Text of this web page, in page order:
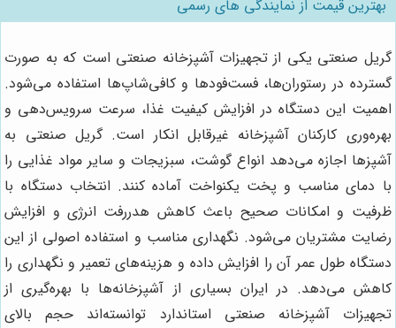
بهترین قیمت از نمایندگی های رسمی
گریل صنعتی یکی از تجهیزات آشپزخانه صنعتی است که به صورت
گسترده در رستوران‌ها، فست‌فودها و کافی‌شاپ‌ها استفاده می‌شود.
اهمیت این دستگاه در افزایش کیفیت غذا، سرعت سرویس‌دهی و
بهره‌وری کارکنان آشپزخانه غیرقابل انکار است. گریل صنعتی به
آشپزها اجازه می‌دهد انواع گوشت، سبزیجات و سایر مواد غذایی را
با دمای مناسب و پخت یکنواخت آماده کنند. انتخاب دستگاه با
ظرفیت و امکانات صحیح باعث کاهش هدررفت انرژی و افزایش
رضایت مشتریان می‌شود. نگهداری مناسب و استفاده اصولی از این
دستگاه طول عمر آن را افزایش داده و هزینه‌های تعمیر و نگهداری را
کاهش می‌دهد. در ایران بسیاری از آشپزخانه‌ها با بهره‌گیری از
تجهیزات آشپزخانه صنعتی استاندارد توانسته‌اند حجم بالای